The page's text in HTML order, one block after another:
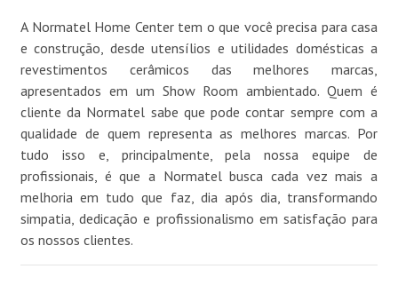
A Normatel Home Center tem o que você precisa para casa
e construção, desde utensílios e utilidades domésticas a
revestimentos cerâmicos das melhores marcas,
apresentados em um Show Room ambientado. Quem é
cliente da Normatel sabe que pode contar sempre com a
qualidade de quem representa as melhores marcas. Por
tudo isso e, principalmente, pela nossa equipe de
profissionais, é que a Normatel busca cada vez mais a
melhoria em tudo que faz, dia após dia, transformando
simpatia, dedicação e profissionalismo em satisfação para
os nossos clientes.